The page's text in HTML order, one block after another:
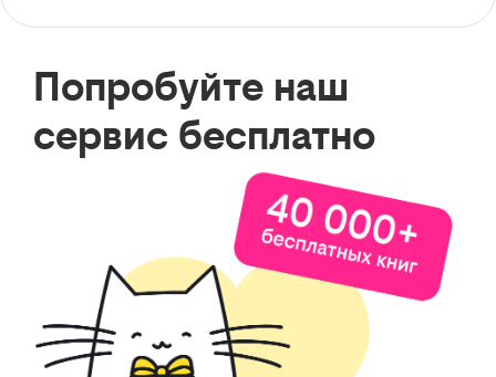
Попробуйте наш
сервис бесплатно